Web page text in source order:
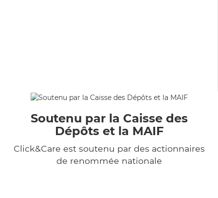
Soutenu par la Caisse des
Dépôts et la MAIF
Click&Care est soutenu par des actionnaires
de renommée nationale